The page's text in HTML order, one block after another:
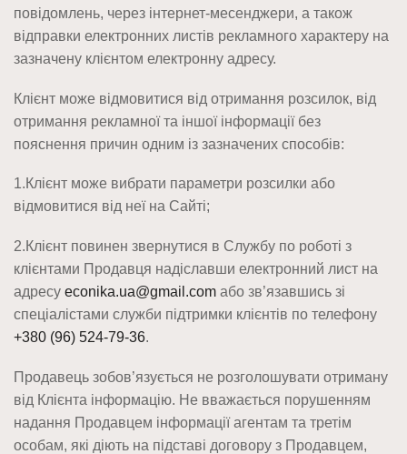
повідомлень, через інтернет-месенджери, а також
відправки електронних листів рекламного характеру на
зазначену клієнтом електронну адресу.
Клієнт може відмовитися від отримання розсилок, від
отримання рекламної та іншої інформації без
пояснення причин одним із зазначених способів:
1.Клієнт може вибрати параметри розсилки або
відмовитися від неї на Сайті;
2.Клієнт повинен звернутися в Службу по роботі з
клієнтами Продавця надіславши електронний лист на
адресу econika.ua@gmail.com або зв’язавшись зі
спеціалістами служби підтримки клієнтів по телефону
+380 (96) 524-79-36.
Продавець зобов’язується не розголошувати отриману
від Клієнта інформацію. Не вважається порушенням
надання Продавцем інформації агентам та третім
особам, які діють на підставі договору з Продавцем,